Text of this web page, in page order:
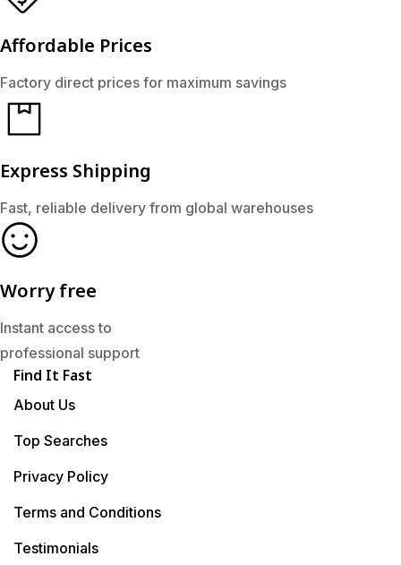
Affordable Prices
Factory direct prices for maximum savings
Express Shipping
Fast, reliable delivery from global warehouses
Worry free
Instant access to
professional support
Find It Fast
About Us
Top Searches
Privacy Policy
Terms and Conditions
Testimonials